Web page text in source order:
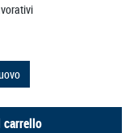
la quantità
carrello